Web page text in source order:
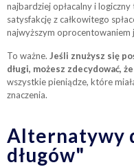
najbardziej opłacalny i logiczny
satysfakcję z całkowitego
najwyższym oprocentowaniem
To ważne. Jeśli znużysz się
długi, możesz zdecydować,
wszystkie pieniądze, które
znaczenia.
Alternatywy
długów"